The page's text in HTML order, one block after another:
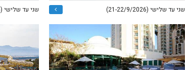
שני עד שלישי (21-22/9/2026) שני עד שלישי (21-22/9/2026)